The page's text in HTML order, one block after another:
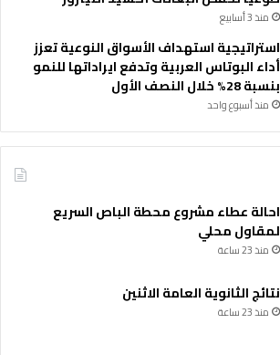
منذ 3 أسابيع
استراتيجية استهداف الأسواق النوعية تعزز
أداء البوتاس العربية وتدفع ايراداتها للنمو
بنسبة 28% خلال النصف الأول
منذ أسبوع واحد
احالة عطاء مشروع محطة الباص السريع
لمقاول محلي
منذ 23 ساعة
نتائج الثانوية العامة الاثنين
منذ 23 ساعة